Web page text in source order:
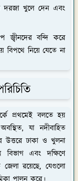
দরজা খুলে দেন এবং
বন্দি করে
বিপথে নিয়ে যেতে না
প্রথমেই বলতে হয়
যা নদীবাহিত
উত্তরে ঢাকা ও খুলনা
বিভাগ এবং দক্ষিণে
জেলা রয়েছে, যেগুলো